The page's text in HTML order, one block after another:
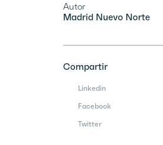
Autor
Madrid Nuevo Norte
Compartir
Linkedin
Facebook
Twitter